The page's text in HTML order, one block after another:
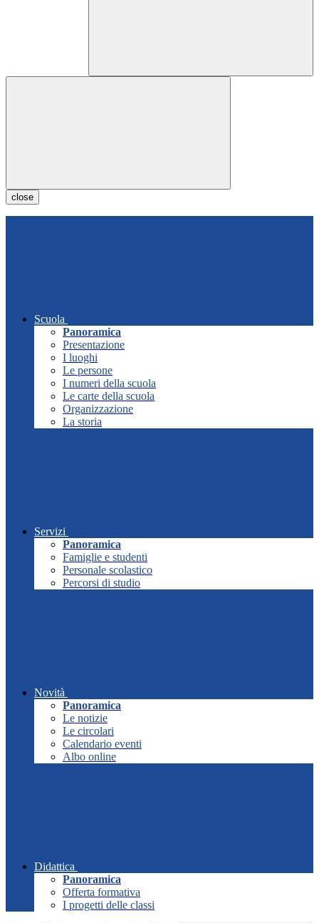
close
Scuola
Panoramica
Presentazione
I luoghi
Le persone
I numeri della scuola
Le carte della scuola
Organizzazione
La storia
Servizi
Panoramica
Famiglie e studenti
Personale scolastico
Percorsi di studio
Novità
Panoramica
Le notizie
Le circolari
Calendario eventi
Albo online
Didattica
Panoramica
Offerta formativa
I progetti delle classi